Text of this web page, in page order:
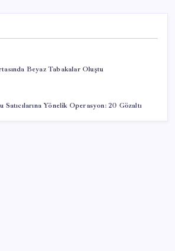
Beyaz Tabakalar Oluştu
Satıcılarına Yönelik Operasyon: 20 Gözaltı